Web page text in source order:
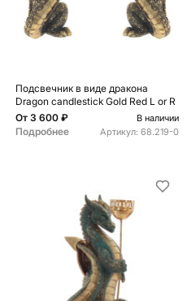
Подсвечник в виде дракона
Dragon candlestick Gold Red L or R
От 3 600 ₽ В наличии
Подробнее Артикул: 68.219-0